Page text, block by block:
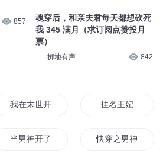
857
魂穿后，和亲夫君每天都想砍死
我 345 满月（求订阅点赞投月
票）
掷地有声 842
我在末世开了挂 挂名王妃
当男神开了挂 快穿之男神又开